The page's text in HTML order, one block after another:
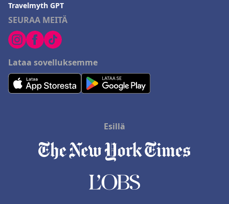
SEURAA MEITÄ
Lataa sovelluksemme
Travelmyth GPT
Esillä